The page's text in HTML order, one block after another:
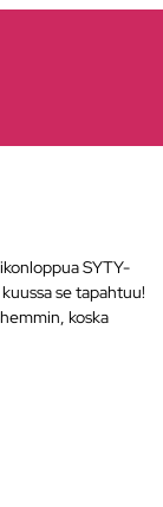
SYTY-
se tapahtuu!
koska